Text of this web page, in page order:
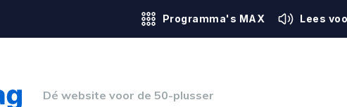
Programma's MAX Lees
Dé website voor de 50-plusser